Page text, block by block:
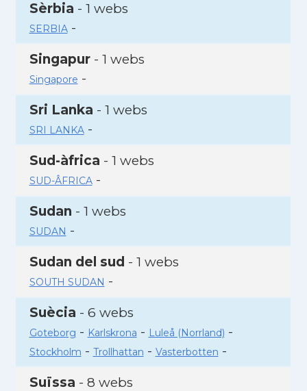
Sèrbia - 1 webs
SERBIA-
Singapur- 1 webs
Singapore -
Sri Lanka - 1 webs
SRI LANKA-
Sud-àfrica - 1 webs
SUD-ÂFRICA-
Sudan - 1 webs
SUDAN -
Sudan del sud - 1 webs
SOUTH SUDAN -
Suècia - 6 webs
Goteborg - Karlskrona - Luleå (Norrland) -
Stockholm - Trollhattan - Vasterbotten -
Suïssa - 8 webs